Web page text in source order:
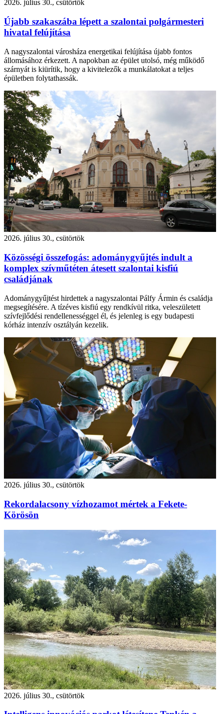
2026. július 30., csütörtök
Újabb szakaszába lépett a szalontai polgármesteri
hivatal felújítása
A nagyszalontai városháza energetikai felújítása újabb fontos
állomásához érkezett. A napokban az épület utolsó, még működő
szárnyát is kiürítik, hogy a kivitelezők a munkálatokat a teljes
épületben folytathassák.
2026. július 30., csütörtök
Közösségi összefogás: adománygyűjtés indult a
komplex szívműtéten átesett szalontai kisfiú
családjának
Adománygyűjtést hirdettek a nagyszalontai Pálfy Ármin és családja
megsegítésére. A tízéves kisfiú egy rendkívül ritka, veleszületett
szívfejlődési rendellenességgel él, és jelenleg is egy budapesti
kórház intenzív osztályán kezelik.
2026. július 30., csütörtök
Rekordalacsony vízhozamot mértek a Fekete-
Körösön
2026. július 30., csütörtök